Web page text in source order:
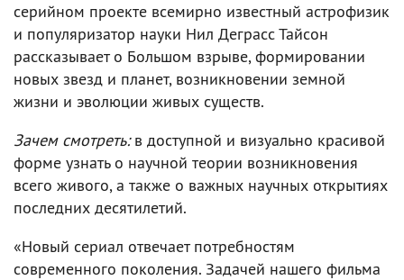
серийном проекте всемирно известный астрофизик
и популяризатор науки Нил Деграсс Тайсон
рассказывает о Большом взрыве, формировании
новых звезд и планет, возникновении земной
жизни и эволюции живых существ.
Зачем смотреть:в доступной и визуально красивой
форме узнать о научной теории возникновения
всего живого, а также о важных научных открытиях
последних десятилетий.
«Новый сериал отвечает потребностям
современного поколения. Задачей нашего фильма